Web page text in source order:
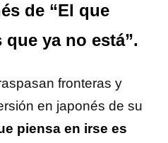
de “El que
ya no está”.
fronteras y
en japonés de su
piensa en irse es